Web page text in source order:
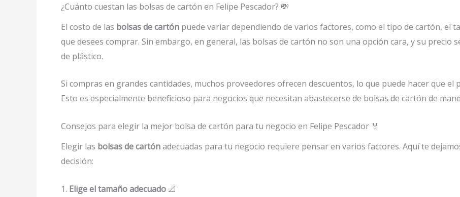
¿Cuánto cuestan las bolsas de cartón en Felipe Pescador? 💸
El costo de las bolsas de cartón puede variar dependiendo de varios factores, como el tipo de cartón, el
que desees comprar. Sin embargo, en general, las bolsas de cartón no son una opción cara, y su precio
de plástico.
Si compras en grandes cantidades, muchos proveedores ofrecen descuentos, lo que puede hacer que el
Esto es especialmente beneficioso para negocios que necesitan abastecerse de bolsas de cartón de
Consejos para elegir la mejor bolsa de cartón para tu negocio en Felipe Pescador 🏅
Elegir las bolsas de cartónadecuadas para tu negocio requiere pensar en varios factores. Aquí te
decisión:
1. Elige el tamaño adecuado 📐